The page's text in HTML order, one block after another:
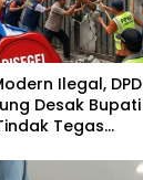
Ilegal, DPD
Desak Bupati
Tegas